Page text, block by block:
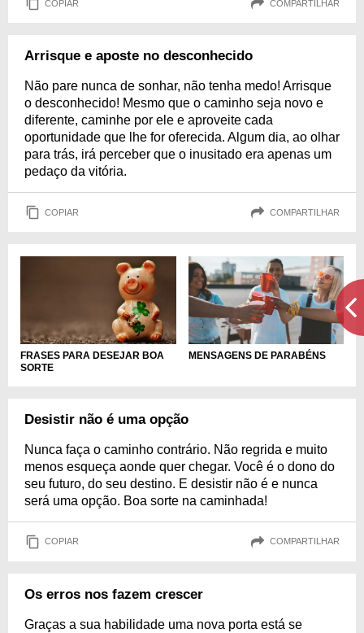
COPIAR COMPARTILHAR
Arrisque e aposte no desconhecido
Não pare nunca de sonhar, não tenha medo! Arrisque
o desconhecido! Mesmo que o caminho seja novo e
diferente, caminhe por ele e aproveite cada
oportunidade que lhe for oferecida. Algum dia, ao olhar
para trás, irá perceber que o inusitado era apenas um
pedaço da vitória.
COPIAR COMPARTILHAR
FRASES PARA DESEJAR BOA
SORTE
MENSAGENS DE PARABÉNS
Desistir não é uma opção
Nunca faça o caminho contrário. Não regrida e muito
menos esqueça aonde quer chegar. Você é o dono do
seu futuro, do seu destino. E desistir não é e nunca
será uma opção. Boa sorte na caminhada!
COPIAR COMPARTILHAR
Os erros nos fazem crescer
Graças a sua habilidade uma nova porta está se